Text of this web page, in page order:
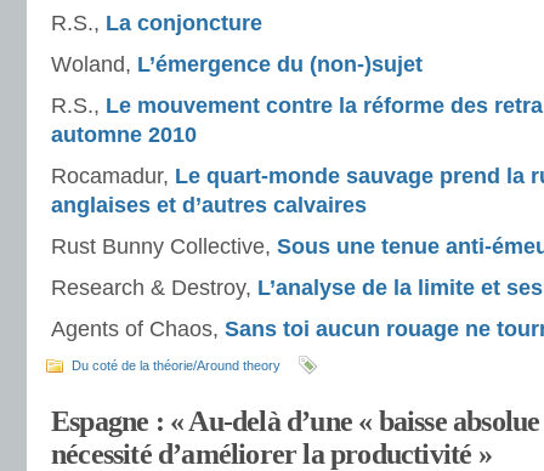
R.S., La conjoncture
Woland, L’émergence du (non-)sujet
R.S., Le mouvement contre la réforme des
automne 2010
Rocamadur, Le quart-monde sauvage prend la
anglaises et d’autres calvaires
Rust Bunny Collective, Sous une tenue anti-
Research & Destroy, L’analyse de la limite et
Agents of Chaos, Sans toi aucun rouage ne
Du coté de la théorie/Around theory
Espagne : « Au-delà d’une « baisse
nécessité d’améliorer la productivité »